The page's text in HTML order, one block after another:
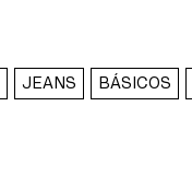
JEANS BÁSICOS